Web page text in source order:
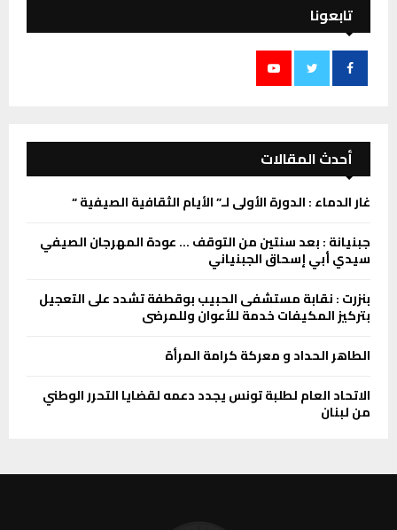
تابعونا
أحدث المقالات
غار الدماء : الدورة الأولى لـ” الأيام الثقافية الصيفية “
جبنيانة : بعد سنتين من التوقف … عودة المهرجان الصيفي
سيدي أبي إسحاق الجبنياني
بنزرت : نقابة مستشفى الحبيب بوقطفة تشدد على التعجيل
بتركيز المكيفات خدمة للأعوان وللمرضى
الطاهر الحداد و معركة كرامة المرأة
الاتحاد العام لطلبة تونس يجدد دعمه لقضايا التحرر الوطني
من لبنان